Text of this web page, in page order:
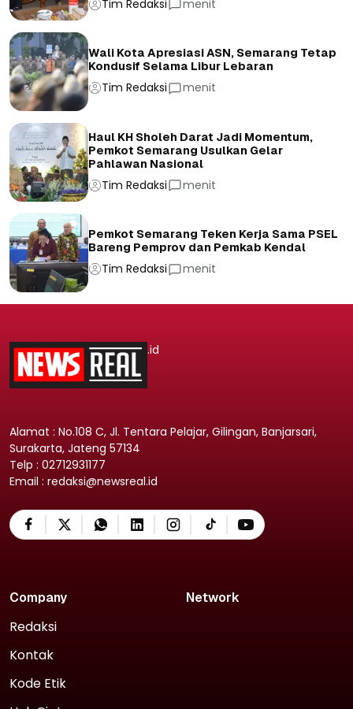
Tim Redaksi menit
Wali Kota Apresiasi ASN, Semarang Tetap
Kondusif Selama Libur Lebaran
Tim Redaksi menit
Haul KH Sholeh Darat Jadi Momentum,
Pemkot Semarang Usulkan Gelar
Pahlawan Nasional
Tim Redaksi menit
Pemkot Semarang Teken Kerja Sama PSEL
Bareng Pemprov dan Pemkab Kendal
Tim Redaksi menit
.id
Alamat : No.108 C, Jl. Tentara Pelajar, Gilingan, Banjarsari,
Surakarta, Jateng 57134
Telp : 02712931177
Email : redaksi@newsreal.id
Company
Redaksi
Kontak
Kode Etik
Network